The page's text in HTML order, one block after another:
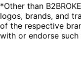
*Other than
logos, brands, and
of the respective
with or endorse such